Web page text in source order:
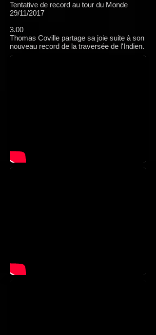
Tentative de record au tour du Monde
29/11/2017
3.00
Thomas Coville partage sa joie suite à son
nouveau record de la traversée de l'Indien.